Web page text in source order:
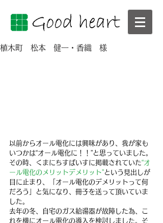
植木町 松本 健一・香織 様
以前からオール電化には興味があり、我が家も
いつかは“オール電化に！！”と思っていました。
その時、くまにちすぱいすに掲載されていた“オ
ール電化のメリットデメリット”という見出しが
目に止まり、「オール電化のデメリットって何
だろう」と気になり、冊子を送って頂いていま
した。
去年の冬、自宅のガス給湯器が故障した為、こ
れを機にオール電化の導入を検討しました。そ